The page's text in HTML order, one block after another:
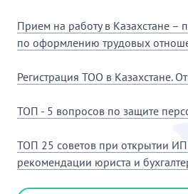
Прием на работу в Казахстане –
по оформлению трудовых
Регистрация ТОО в Казахстане.
ТОП - 5 вопросов по защите
ТОП 25 советов при открытии ИП
рекомендации юриста и